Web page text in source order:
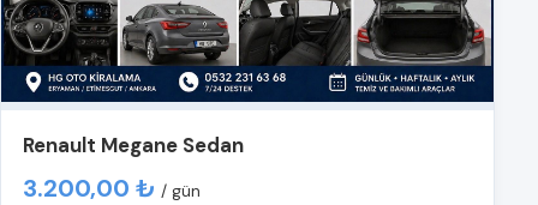
Renault Megane Sedan
3.200,00 ₺ / gün